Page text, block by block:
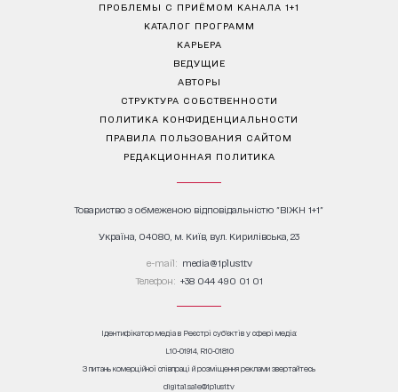
ПРОБЛЕМЫ С ПРИЁМОМ КАНАЛА 1+1
КАТАЛОГ ПРОГРАММ
КАРЬЕРА
ВЕДУЩИЕ
АВТОРЫ
СТРУКТУРА СОБСТВЕННОСТИ
ПОЛИТИКА КОНФИДЕНЦИАЛЬНОСТИ
ПРАВИЛА ПОЛЬЗОВАНИЯ САЙТОМ
РЕДАКЦИОННАЯ ПОЛИТИКА
Товариство з обмеженою відповідальністю "ВІЖН 1+1"
Україна, 04080, м. Київ, вул. Кирилівська, 23
е-mail: media@1plus1.tv
Телефон: +38 044 490 01 01
Ідентифікатор медіа в Реєстрі суб’єктів у сфері медіа:
L10-01914, R10-01810
З питань комерційної співпраці й розміщення реклами звертайтесь
digital.sale@1plus1.tv